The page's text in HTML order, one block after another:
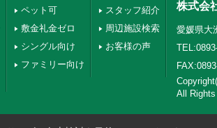
ペット可
敷金礼金ゼロ
シングル向け
ファミリー向け
スタッフ紹介
周辺施設検索
お客様の声
株式会
愛媛県大
All